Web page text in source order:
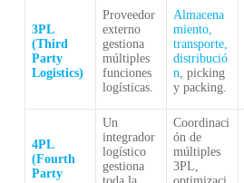
3PL
(Third
Party
Logistics)
Proveedor
externo
gestiona
múltiples
funciones
logísticas.
Almacena
miento,
transporte,
distribució
n, picking
y packing.
4PL
(Fourth
Party
Un
integrador
logístico
gestiona
Coordinaci
ón de
múltiples
3PL,